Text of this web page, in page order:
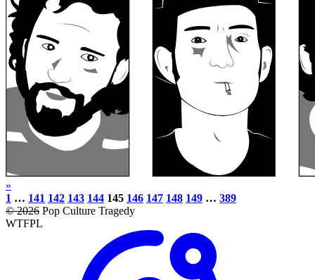
»
1 … 141 142 143 144 145 146 147 148 149 … 389
© 2026 Pop Culture Tragedy
WTFPL